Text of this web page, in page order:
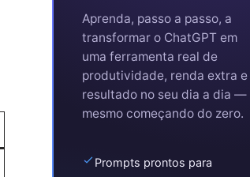
Aprenda, passo a passo, a
transformar o ChatGPT em
uma ferramenta real de
produtividade, renda extra e
resultado no seu dia a dia —
mesmo começando do zero.
Prompts prontos para